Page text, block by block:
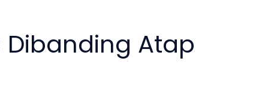
Dibanding Atap